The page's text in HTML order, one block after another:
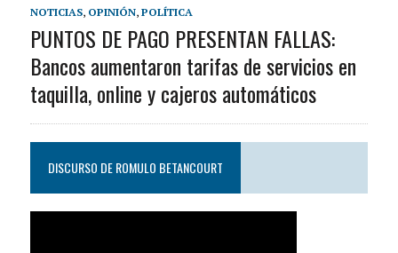
NOTICIAS, OPINIÓN, POLÍTICA
PUNTOS DE PAGO PRESENTAN FALLAS:
Bancos aumentaron tarifas de servicios en
taquilla, online y cajeros automáticos
DISCURSO DE ROMULO BETANCOURT